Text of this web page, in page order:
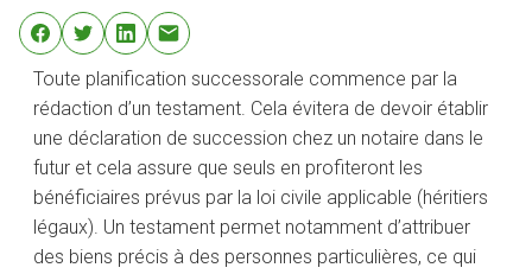
Toute planification successorale commence par la
rédaction d’un testament. Cela évitera de devoir établir
une déclaration de succession chez un notaire dans le
futur et cela assure que seuls en profiteront les
bénéficiaires prévus par la loi civile applicable (héritiers
légaux). Un testament permet notamment d’attribuer
des biens précis à des personnes particulières, ce qui